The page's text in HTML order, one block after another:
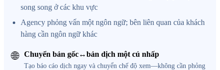
song song ở các khu vực
Agency phỏng vấn một ngôn ngữ; bên liên quan của khách
hàng cần ngôn ngữ khác
🌐 Chuyển bản gốc↔bản dịch một cú nhấp
Tạo báo cáo dịch ngay và chuyển chế độ xem—không cần phỏng